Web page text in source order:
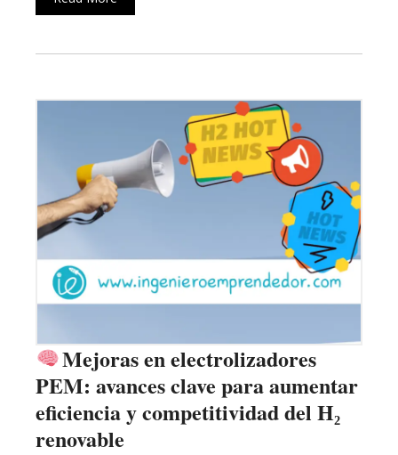
Mejoras en electrolizadores
PEM: avances clave para aumentar
eficiencia y competitividad del H₂
renovable